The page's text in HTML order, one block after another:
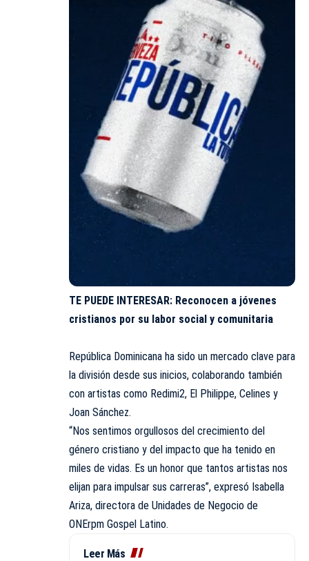
TE PUEDE INTERESAR: Reconocen a jóvenes
cristianos por su labor social y comunitaria
República Dominicana ha sido un mercado clave para
la división desde sus inicios, colaborando también
con artistas como Redimi2, El Philippe, Celines y
Joan Sánchez.
“Nos sentimos orgullosos del crecimiento del
género cristiano y del impacto que ha tenido en
miles de vidas. Es un honor que tantos artistas nos
elijan para impulsar sus carreras”, expresó Isabella
Ariza, directora de Unidades de Negocio de
ONErpm Gospel Latino.
Leer Más